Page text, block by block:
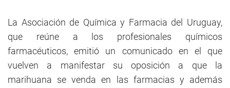
La Asociación de Química y Farmacia del Uruguay,
que reúne a los profesionales químicos
farmacéuticos, emitió un comunicado en el que
vuelven a manifestar su oposición a que la
marihuana se venda en las farmacias y además